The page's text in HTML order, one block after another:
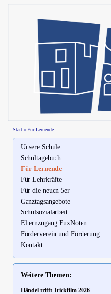
Start» Für Lernende
Unsere Schule
Schultagebuch
Für Lernende
Für Lehrkräfte
Für die neuen 5er
Ganztagsangebote
Schulsozialarbeit
Elternzugang FuxNoten
Förderverein und Förderung
Kontakt
Weitere Themen:
Händel trifft Trickfilm 2026